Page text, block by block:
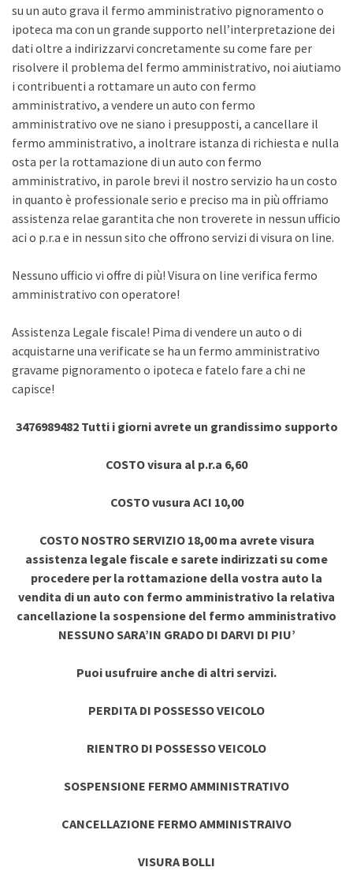
su un auto grava il fermo amministrativo pignoramento o
ipoteca ma con un grande supporto nell’interpretazione dei
dati oltre a indirizzarvi concretamente su come fare per
risolvere il problema del fermo amministrativo, noi aiutiamo
i contribuenti a rottamare un auto con fermo
amministrativo, a vendere un auto con fermo
amministrativo ove ne siano i presupposti, a cancellare il
fermo amministrativo, a inoltrare istanza di richiesta e nulla
osta per la rottamazione di un auto con fermo
amministrativo, in parole brevi il nostro servizio ha un costo
in quanto è professionale serio e preciso ma in più offriamo
assistenza relae garantita che non troverete in nessun ufficio
aci o p.r.a e in nessun sito che offrono servizi di visura on line.
Nessuno ufficio vi offre di più! Visura on line verifica fermo
amministrativo con operatore!
Assistenza Legale fiscale! Pima di vendere un auto o di
acquistarne una verificate se ha un fermo amministrativo
gravame pignoramento o ipoteca e fatelo fare a chi ne
capisce!
3476989482 Tutti i giorni avrete un grandissimo supporto
COSTO visura al p.r.a 6,60
COSTO vusura ACI 10,00
COSTO NOSTRO SERVIZIO 18,00 ma avrete visura
assistenza legale fiscale e sarete indirizzati su come
procedere per la rottamazione della vostra auto la
vendita di un auto con fermo amministrativo la relativa
cancellazione la sospensione del fermo amministrativo
NESSUNO SARA’IN GRADO DI DARVI DI PIU’
Puoi usufruire anche di altri servizi.
PERDITA DI POSSESSO VEICOLO
RIENTRO DI POSSESSO VEICOLO
SOSPENSIONE FERMO AMMINISTRATIVO
CANCELLAZIONE FERMO AMMINISTRAIVO
VISURA BOLLI